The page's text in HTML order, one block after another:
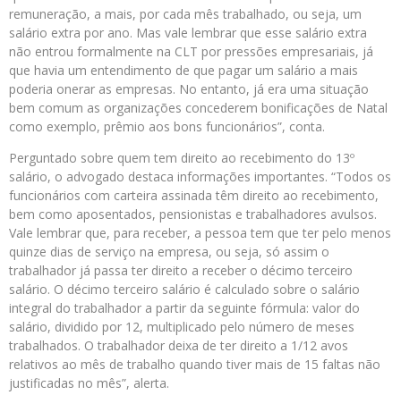
remuneração, a mais, por cada mês trabalhado, ou seja, um
salário extra por ano. Mas vale lembrar que esse salário extra
não entrou formalmente na CLT por pressões empresariais, já
que havia um entendimento de que pagar um salário a mais
poderia onerar as empresas. No entanto, já era uma situação
bem comum as organizações concederem bonificações de Natal
como exemplo, prêmio aos bons funcionários”, conta.
Perguntado sobre quem tem direito ao recebimento do 13º
salário, o advogado destaca informações importantes. “Todos os
funcionários com carteira assinada têm direito ao recebimento,
bem como aposentados, pensionistas e trabalhadores avulsos.
Vale lembrar que, para receber, a pessoa tem que ter pelo menos
quinze dias de serviço na empresa, ou seja, só assim o
trabalhador já passa ter direito a receber o décimo terceiro
salário. O décimo terceiro salário é calculado sobre o salário
integral do trabalhador a partir da seguinte fórmula: valor do
salário, dividido por 12, multiplicado pelo número de meses
trabalhados. O trabalhador deixa de ter direito a 1/12 avos
relativos ao mês de trabalho quando tiver mais de 15 faltas não
justificadas no mês”, alerta.